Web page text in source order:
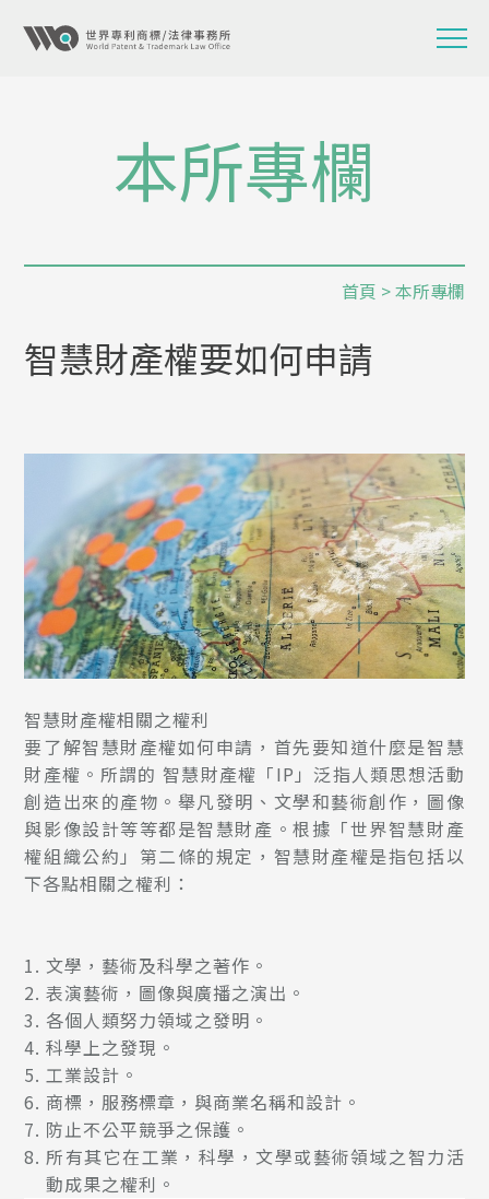
本所專欄
首頁 >本所專欄
智慧財產權要如何申請
智慧財產權相關之權利
要了解智慧財產權如何申請，首先要知道什麼是智慧
財產權。所謂的 智慧財產權「IP」 泛指人類思想活動
創造出來的產物。舉凡發明、文學和藝術創作，圖像
與影像設計等等都是智慧財產。根據「世界智慧財產
權組織公約」第二條的規定，智慧財產權是指包括以
下各點相關之權利：
文學，藝術及科學之著作。
表演藝術，圖像與廣播之演出。
各個人類努力領域之發明。
科學上之發現。
工業設計。
商標，服務標章，與商業名稱和設計。
防止不公平競爭之保護。
所有其它在工業，科學，文學或藝術領域之智力活
動成果之權利。